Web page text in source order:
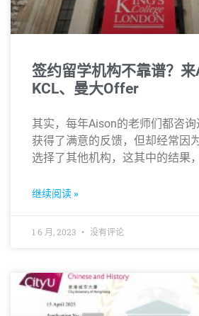
签约留学机构不靠谱？
KCL、曼大Offer
其实，每年Aison的老师们都咨
获得了满意的反馈，但却经常因
选择了其他机构，这其中的结果
继续阅读 »
1 6 月, 2023 没有评论